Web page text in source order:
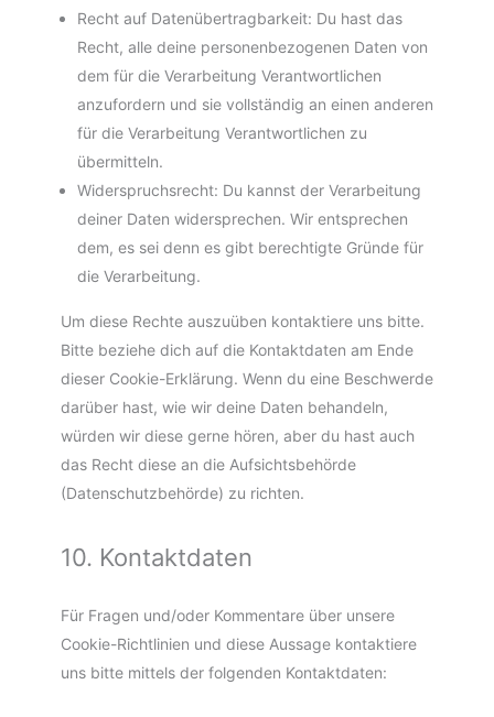
Recht auf Datenübertragbarkeit: Du hast das
Recht, alle deine personenbezogenen Daten von
dem für die Verarbeitung Verantwortlichen
anzufordern und sie vollständig an einen anderen
für die Verarbeitung Verantwortlichen zu
übermitteln.
Widerspruchsrecht: Du kannst der Verarbeitung
deiner Daten widersprechen. Wir entsprechen
dem, es sei denn es gibt berechtigte Gründe für
die Verarbeitung.
Um diese Rechte auszuüben kontaktiere uns bitte.
Bitte beziehe dich auf die Kontaktdaten am Ende
dieser Cookie-Erklärung. Wenn du eine Beschwerde
darüber hast, wie wir deine Daten behandeln,
würden wir diese gerne hören, aber du hast auch
das Recht diese an die Aufsichtsbehörde
(Datenschutzbehörde) zu richten.
10. Kontaktdaten
Für Fragen und/oder Kommentare über unsere
Cookie-Richtlinien und diese Aussage kontaktiere
uns bitte mittels der folgenden Kontaktdaten: